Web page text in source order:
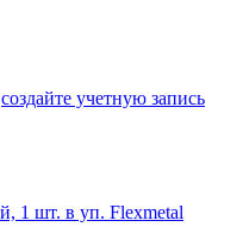
создайте учетную запись